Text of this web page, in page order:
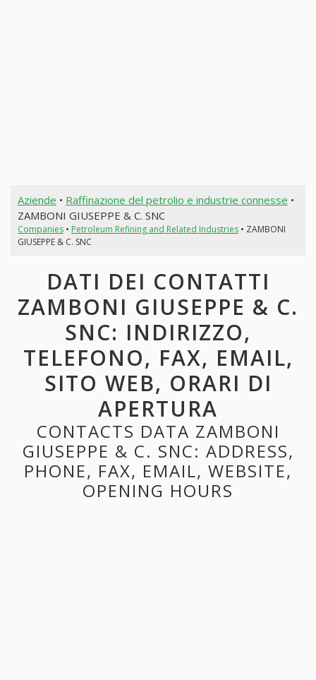
Aziende • Raffinazione del petrolio e industrie connesse •
ZAMBONI GIUSEPPE & C. SNC
Companies• Petroleum Refining and Related Industries• ZAMBONI
GIUSEPPE & C. SNC
DATI DEI CONTATTI
ZAMBONI GIUSEPPE & C.
SNC: INDIRIZZO,
TELEFONO, FAX, EMAIL,
SITO WEB, ORARI DI
APERTURA
CONTACTS DATA ZAMBONI
GIUSEPPE & C. SNC: ADDRESS,
PHONE, FAX, EMAIL, WEBSITE,
OPENING HOURS